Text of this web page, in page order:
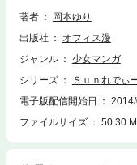
る意外な秘密があきらか
著者
岡本ゆり
出版社
オフィス漫
ジャンル
少女マンガ
シリーズ
Ｓｕｎれでぃ
電子版配信開始日
ファイルサイズ
50.30